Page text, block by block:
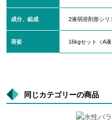
成分、組成 2液弱溶剤形シリ
荷姿 16kgセット（A
同じカテゴリーの商品